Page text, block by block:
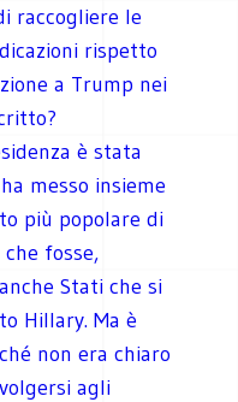
raccogliere le
rispetto
a Trump nei
è stata
messo insieme
più popolare di
fosse,
Stati che si
Hillary. Ma è
non era chiaro
agli